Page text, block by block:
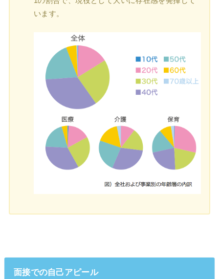
います。
面接での自己アピール